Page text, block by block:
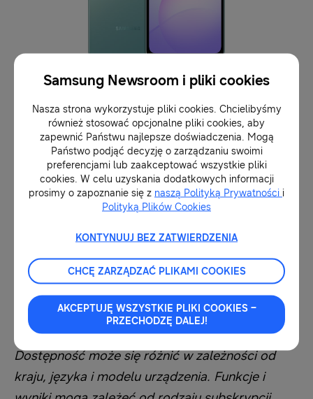
„Gemini” jest znakiem handlowym spółki
Google LLC. Gemini Live wymaga połączenia z
internetem i zalogowania się na Koncie Google.
Dostępność może się różnić w zależności od
kraju, języka i modelu urządzenia. Funkcje i
Samsung Newsroom i pliki cookies
Nasza strona wykorzystuje pliki cookies. Chcielibyśmy
również stosować opcjonalne pliki cookies, aby
zapewnić Państwu najlepsze doświadczenia. Mogą
Państwo podjąć decyzję o zarządzaniu swoimi
preferencjami lub zaakceptować wszystkie pliki
cookies. W celu uzyskania dodatkowych informacji
prosimy o zapoznanie się z naszą Polityką Prywatności i
Polityką Plików Cookies
KONTYNUUJ BEZ ZATWIERDZENIA
CHCĘ ZARZĄDZAĆ PLIKAMI COOKIES
AKCEPTUJĘ WSZYSTKIE PLIKI COOKIES –
PRZECHODZĘ DALEJ!